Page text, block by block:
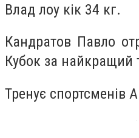
Влад лоу кік 34 кг.
Кандратов Павло
Кубок за найкращий
Тренує спортсменів